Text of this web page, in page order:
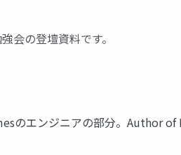
会の登壇資料です。
のエンジニアの部分。Author